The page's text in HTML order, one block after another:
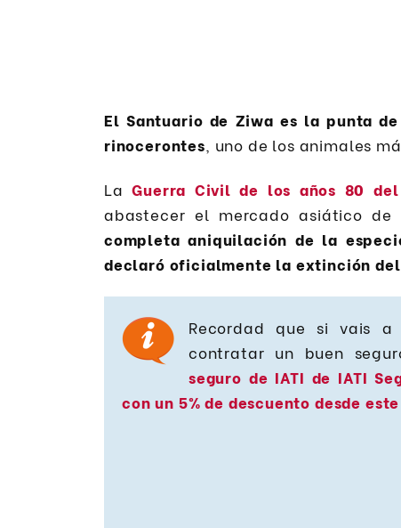
El Santuario de Ziwa es la punta
rinocerontes , uno de los animales
LaGuerra Civil de los años 80
abastecer el mercado asiático
completa aniquilación de la
declaró oficialmente la extinción
Recordad que si vais
contratar un buen
seguro de IATI de IATI
con un 5% de descuento desde